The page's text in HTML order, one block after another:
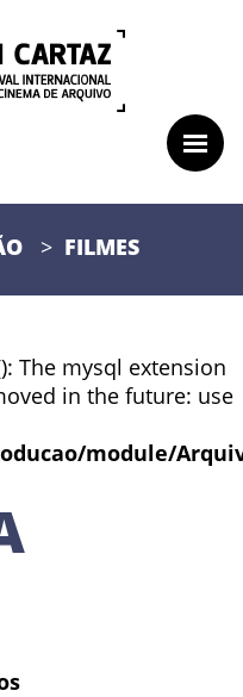
FILMES
The mysql extension
in the future: use
module/